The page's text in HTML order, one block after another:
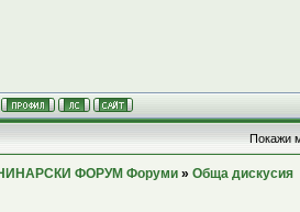
Покажи
ФОРУМ Форуми » Обща дискусия